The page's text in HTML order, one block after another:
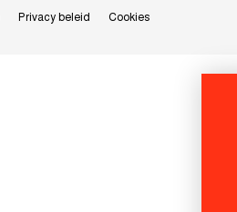
Privacy beleid Cookies